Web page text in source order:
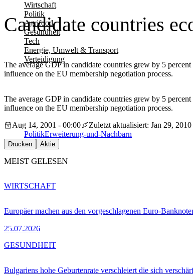
Wirtschaft
Politik
Agrifood
Gesundheit
Tech
Energie, Umwelt & Transport
Verteidigung
Candidate countries
The average GDP in candidate countries grew by 5
influence on the EU membership negotiation process.
The average GDP in candidate countries grew by 5
influence on the EU membership negotiation process.
Aug 14, 2001 - 00:00
Zuletzt aktualisiert: Jan 29,
PolitikErweiterung-und-Nachbarn
Drucken Aktie
MEIST GELESEN
Europäer machen aus den vorgeschlagenen Euro-
25.07.2026
WIRTSCHAFT
Bulgariens hohe Geburtenrate verschleiert die sich
GESUNDHEIT